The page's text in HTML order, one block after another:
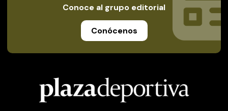
Conoce al grupo editorial
Conócenos